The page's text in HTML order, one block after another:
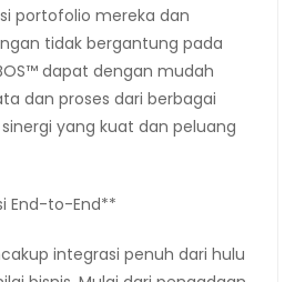
portofolio mereka dan
tidak bergantung pada
dapat dengan mudah
dan proses dari berbagai
yang kuat dan peluang
End-to-End**
integrasi penuh dari hulu